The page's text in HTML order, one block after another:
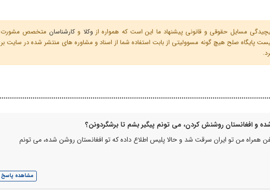
مسایل حقوقی و قانونی پیشنهاد ما این است که همواره ازوکلا وکارشناسان متخصص مشورت
پایگاه صلح هیچ گونه مسوولیتی از بابت استفاده شما از اسناد و مشاوره های منتشر شده در سایت بر
و افغانستان روشنش کردن، می تونم پیگیر بشم تا برشگردونن؟
همراه من تو ایران سرقت شد و حالا پلیس اطلاع داده که تو افغانستان روشن شده، می تونم
مشاهده پاسخ